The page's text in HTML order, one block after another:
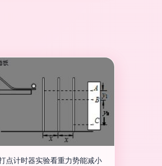
点计时器实验看重力势能减小